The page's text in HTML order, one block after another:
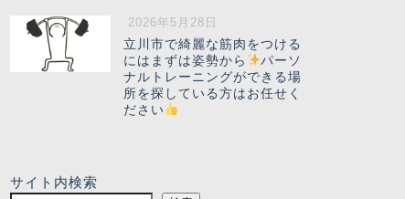
2026年5月28日
立川市で綺麗な筋肉をつける
にはまずは姿勢から
パーソ
ナルトレーニングができる場
所を探している方はお任せく
ださい
サイト内検索